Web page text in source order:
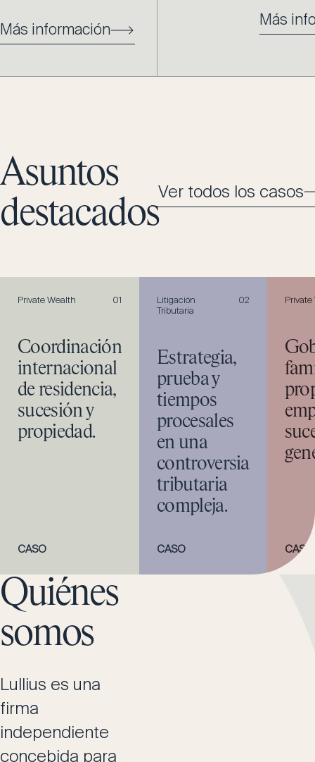
Más información
Más
Asuntos
destacados
Ver todos los casos
Private Wealth 01
Coordinación
internacional
de residencia,
sucesión y
propiedad.
CASO
Litigación
Tributaria
02
Estrategia,
prueba y
tiempos
procesales
en una
controversia
tributaria
compleja.
CASO CASO
Quiénes
somos
Lullius es una
firma
independiente
concebida para